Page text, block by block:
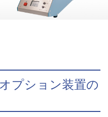
プション装置の